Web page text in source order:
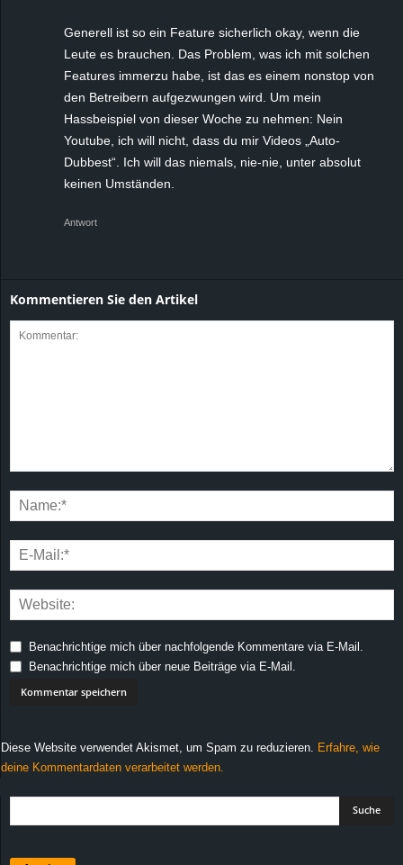
Generell ist so ein Feature sicherlich okay, wenn die
Leute es brauchen. Das Problem, was ich mit solchen
Features immerzu habe, ist das es einem nonstop von
den Betreibern aufgezwungen wird. Um mein
Hassbeispiel von dieser Woche zu nehmen: Nein
Youtube, ich will nicht, dass du mir Videos „Auto-
Dubbest“. Ich will das niemals, nie-nie, unter absolut
keinen Umständen.
Antwort
Kommentieren Sie den Artikel
Benachrichtige mich über nachfolgende Kommentare via E-Mail.
Benachrichtige mich über neue Beiträge via E-Mail.
Diese Website verwendet Akismet, um Spam zu reduzieren.
Erfahre, wie
deine Kommentardaten verarbeitet werden.